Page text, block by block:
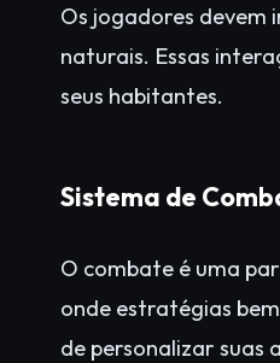
Os jogadores devem
naturais. Essas
seus habitantes.
Sistema de
O combate é uma
onde estratégias
de personalizar suas